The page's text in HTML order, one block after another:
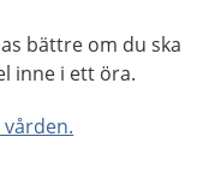
bättre om du ska
inne i ett öra.